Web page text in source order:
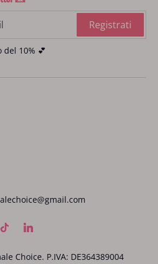
Care
Registrati
10% 💕
Choice. P.IVA: DE364389004